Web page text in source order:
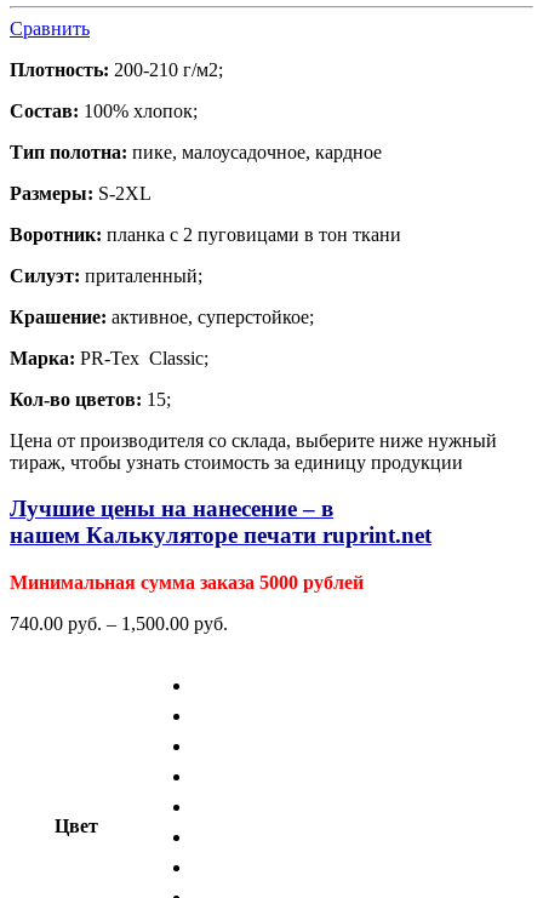
Сравнить
Плотность: 200-210 г/м2;
Состав: 100% хлопок;
Тип полотна: пике, малоусадочное, кардное
Размеры: S-2XL
Воротник: планка с 2 пуговицами в тон ткани
Силуэт: приталенный;
Крашение: активное, суперстойкое;
Марка: PR-Tex Classic;
Кол-во цветов: 15;
Цена от производителя со склада, выберите ниже нужный
тираж, чтобы узнать стоимость за единицу продукции
Лучшие цены на нанесение – в
нашем Калькуляторе печати ruprint.net
Минимальная сумма заказа 5000 рублей
740.00 руб. – 1,500.00 руб.
Цвет